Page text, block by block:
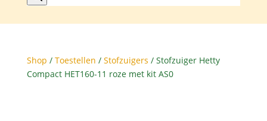
Shop / Toestellen / Stofzuigers / Stofzuiger Hetty
Compact HET160-11 roze met kit AS0